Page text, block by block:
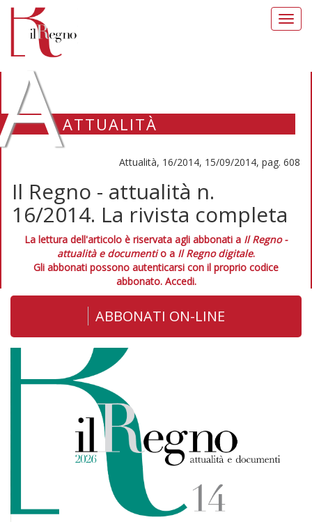
ATTUALITÀ
Attualità, 16/2014, 15/09/2014, pag. 608
Il Regno - attualità n.
16/2014. La rivista completa
La lettura dell'articolo è riservata agli abbonati a Il Regno -
attualità e documentio a Il Regno digitale.
Gli abbonati possono autenticarsi con il proprio codice
abbonato. Accedi.
ABBONATI ON-LINE